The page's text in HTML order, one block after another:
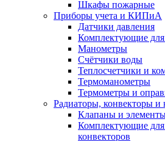
Шкафы пожарные
Приборы учета и КИПиА
Датчики давления
Комплектующие
Манометры
Счётчики воды
Теплосчетчики и
Термоманометры
Термометры и
Радиаторы, конвекторы
Клапаны и
Комплектующие для
конвекторов